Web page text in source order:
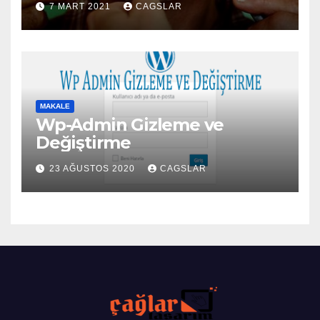
7 MART 2021 CAGSLAR
MAKALE
Wp-Admin Gizleme ve
Değiştirme
23 AĞUSTOS 2020 CAGSLAR